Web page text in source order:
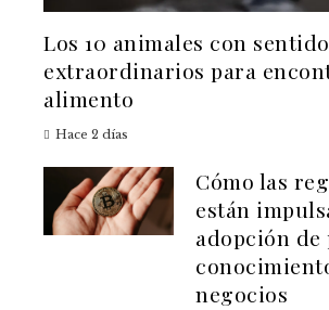
Los 10 animales con
extraordinarios para
alimento
Hace 2 días
Cómo las
están
adopción de
negocios